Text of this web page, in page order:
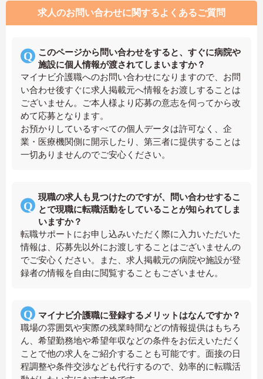
求人のお問い合わせに関するよくあるご質問
このページから問い合わせをすると、すぐに病院や
施設に個人情報が渡されてしまいますか？
マイナビ介護職へのお問い合わせになりますので、お問
い合わせ後すぐに求人掲載元へ情報をお渡しすることは
ございません。ご本人様より応募の意志を伺ってから改
めて応募となります。
お預かりしているすべての個人データは許可なく、企
業・医療機関側に開示したり、第三者に提供することは
一切ありませんのでご安心ください。
現職の求人も見つけたのですが、問い合わせするこ
とで現職に転職活動をしていることが知られてしま
いますか？
転職サポートにお申し込みいただく際に入力いただいた
情報は、応募先以外にお渡しすることはございませんの
でご安心ください。また、求人掲載元の病院や施設が登
録者の情報を自由に閲覧することもございません。
マイナビ介護職に登録するメリットはなんですか？
職場の雰囲気や実際の残業時間などの情報提供はもちろ
ん、希望勤務地や希望年収などの条件をお伝えいただく
ことで他の求人をご紹介することも可能です。面接の日
程調整や条件交渉なども代行するので、効率的に転職活